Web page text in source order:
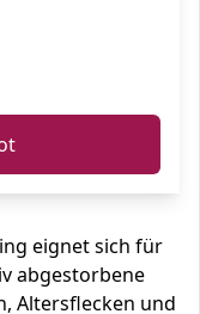
eignet sich für
abgestorbene
Altersflecken und